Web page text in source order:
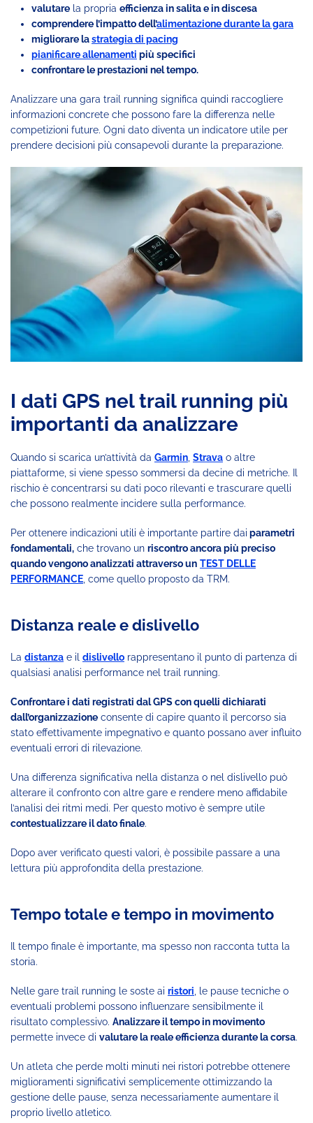
valutare la propria efficienza in salita e in discesa
comprendere l’impatto dell’alimentazione durante la gara
migliorare lastrategia di pacing
pianificare allenamenti più specifici
confrontare le prestazioni nel tempo.
Analizzare una gara trail running significa quindi raccogliere
informazioni concrete che possono fare la differenza nelle
competizioni future. Ogni dato diventa un indicatore utile per
prendere decisioni più consapevoli durante la preparazione.
I dati GPS nel trail running più
importanti da analizzare
Quando si scarica un’attività da Garmin Strava o altre
piattaforme, si viene spesso sommersi da decine di metriche. Il
rischio è concentrarsi su dati poco rilevanti e trascurare quelli
che possono realmente incidere sulla performance.
Per ottenere indicazioni utili è importante partire dai parametri
fondamentali, che trovano un riscontro ancora più preciso
quando vengono analizzati attraverso un TEST DELLE
PERFORMANCE , come quello proposto da TRM.
Distanza reale e dislivello
La distanza e il dislivello rappresentano il punto di partenza di
qualsiasi analisi performance nel trail running.
Confrontare i dati registrati dal GPS con quelli dichiarati
dall’organizzazione consente di capire quanto il percorso sia
stato effettivamente impegnativo e quanto possano aver influito
eventuali errori di rilevazione.
Una differenza significativa nella distanza o nel dislivello può
alterare il confronto con altre gare e rendere meno affidabile
l’analisi dei ritmi medi. Per questo motivo è sempre utile
contestualizzare il dato finale.
Dopo aver verificato questi valori, è possibile passare a una
lettura più approfondita della prestazione.
Tempo totale e tempo in movimento
Il tempo finale è importante, ma spesso non racconta tutta la
storia.
Nelle gare trail running le soste ai ristori , le pause tecniche o
eventuali problemi possono influenzare sensibilmente il
risultato complessivo. Analizzare il tempo in movimento
permette invece di valutare la reale efficienza durante la corsa.
Un atleta che perde molti minuti nei ristori potrebbe ottenere
miglioramenti significativi semplicemente ottimizzando la
gestione delle pause, senza necessariamente aumentare il
proprio livello atletico.